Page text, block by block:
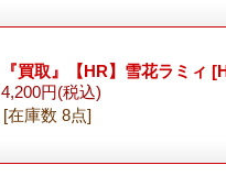
『買取』【HR】雪花ラミィ
4,200円(税込)
[在庫数 8点]